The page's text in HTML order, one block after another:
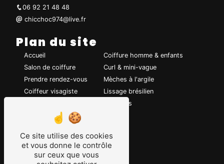
06 92 21 48 48
chicchoc974@live.fr
Plan du site
Accueil
Salon de coiffure
Prendre rendez-vous
Coiffeur visagiste
Coupe de cheveux
Coiffure homme & enfants
Curl & mini-vague
Mèches à l'argile
Lissage brésilien
Chignons
Nos prestations
Ce site utilise des cookies
et vous donne le contrôle
sur ceux que vous